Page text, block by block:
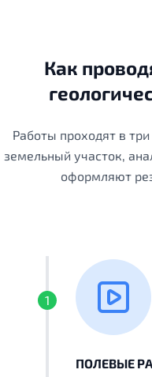
Как
Работы проходят в
земельный участок,
оформляют
1
ПОЛЕВЫЕ